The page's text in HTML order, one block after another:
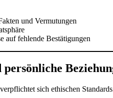
und Vermutungen
auf fehlende Bestätigungen
sich ethischen